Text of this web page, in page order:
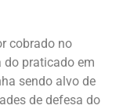
cobrado no
do praticado em
sendo alvo de
de defesa do